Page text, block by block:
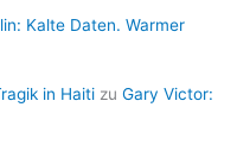
Kalte Daten. Warmer
in Haiti zu Gary Victor: